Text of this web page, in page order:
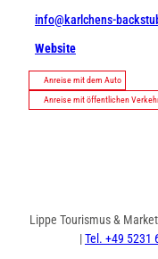
info@karlchens-
Website
Anreise mit dem Auto
Anreise mit öffentlichen
Lippe Tourismus &
|Tel. +49 5231